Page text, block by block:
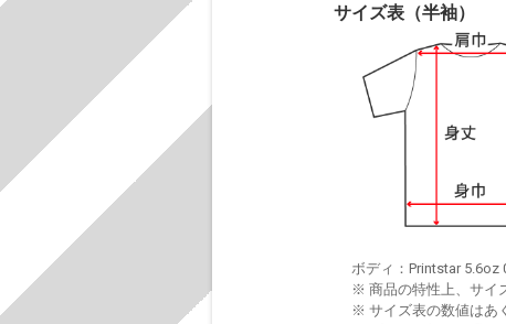
サイズ表（半袖）
ボディ：Printstar 5.6oz
※ 商品の特性上、サイ
※ サイズ表の数値はあ